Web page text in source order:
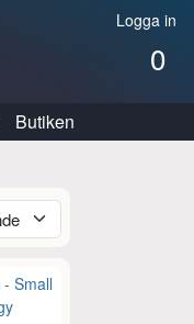
Logga in
0
Butiken